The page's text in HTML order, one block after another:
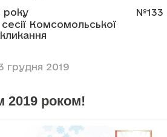
року
№133
Комсомольської
грудня 2019
2019 роком!